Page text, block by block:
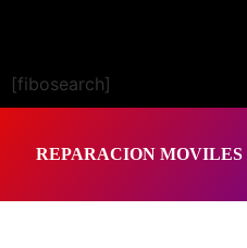
[fibosearch]
REPARACION MOVILES